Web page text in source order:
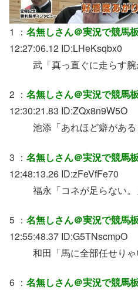
1 ： 名無しさん＠実況で競馬
12:27:06.12 ID:LHeKsqbx0
武「真っ直ぐに走らす腕
2 ： 名無しさん＠実況で競馬
12:30:21.83 ID:ZQx8n9W5O
池添「あれほど癖がある
3 ： 名無しさん＠実況で競馬
12:48:13.26 ID:zFeVfFe70
福永「コネが足らない。
5 ： 名無しさん＠実況で競馬
12:55:48.37 ID:G5TNscmpO
和田「馬に全部任せりゃ
6 ： 名無しさん＠実況で競馬